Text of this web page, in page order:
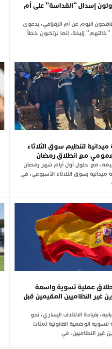
إسدال “القداسة” على أم
اليوم عن أم الزفزافي، بدعوى
“خالتهم” زليخة، إنما يَرتكبون خطأ
لتنظيم سوق الثلاثاء
مع انطلاق رمضان
مع حلول أول أيام شهر رمضان
ميدانية بسوق الثلاثاء الأسبوعي، في
عملية تسوية واسعة
غير النظاميين المقيمين قبل
بقيادة الائتلاف اليساري، نحو
لتسوية الوضعية القانونية لمئات
غير النظاميين، في